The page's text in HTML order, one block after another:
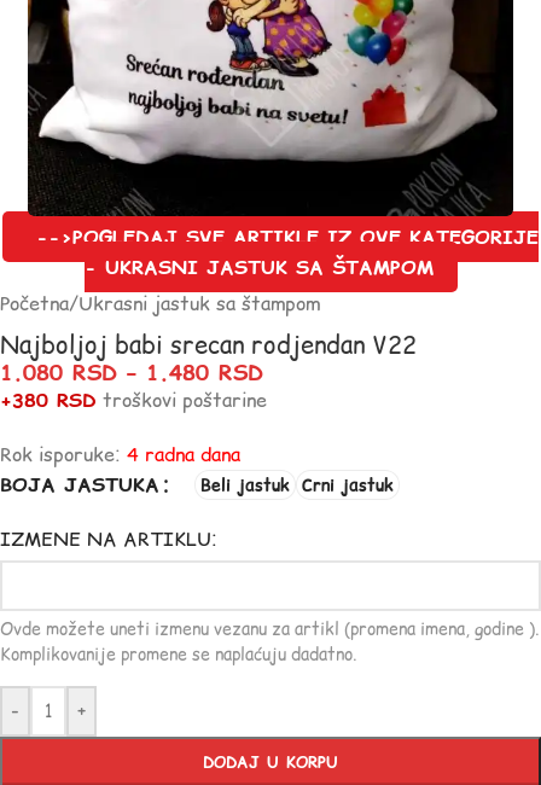
-->POGLEDAJ SVE ARTIKLE IZ OVE KATEGORIJE
- UKRASNI JASTUK SA ŠTAMPOM
Početna/Ukrasni jastuk sa štampom
Najboljoj babi srecan rodjendan V22
1.080 RSD – 1.480 RSD
+380 RSD troškovi poštarine
Rok isporuke: 4 radna dana
BOJA JASTUKA
Beli jastuk Crni jastuk
IZMENE NA ARTIKLU:
Ovde možete uneti izmenu vezanu za artikl (promena imena, godine ).
Komplikovanije promene se naplaćuju dadatno.
- +
DODAJ U KORPU